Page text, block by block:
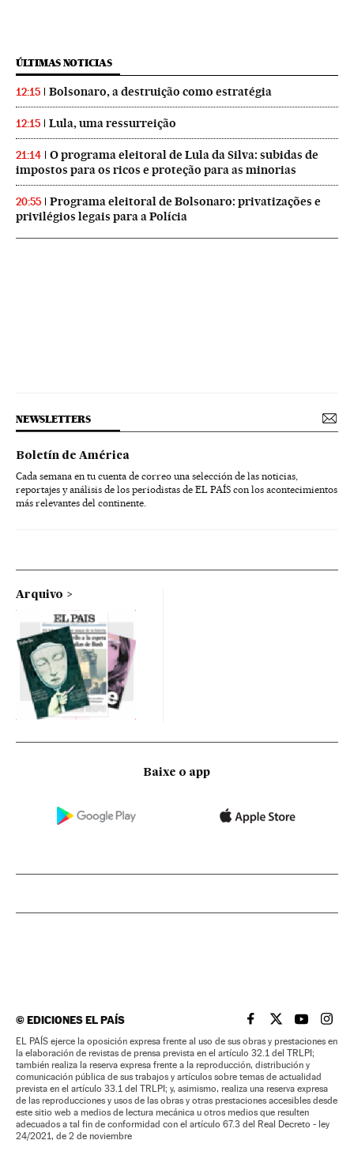
ÚLTIMAS NOTICIAS
12:15 Bolsonaro, a destruição como estratégia
12:15 Lula, uma ressurreição
21:14
O programa eleitoral de Lula da Silva: subidas de
impostos para os ricos e proteção para as minorias
20:55
Programa eleitoral de Bolsonaro: privatizações e
privilégios legais para a Polícia
NEWSLETTERS
Boletín de América
Cada semana en tu cuenta de correo una selección de las noticias,
reportajes y análisis de los periodistas de EL PAÍS con los acontecimientos
más relevantes del continente.
Arquivo
Baixe o app
©EDICIONES EL PAÍS EL PAÍS BRASIL EN
EL PAÍSEL PAÍS
EL
EL PAÍS ejerce la oposición expresa frente al uso de sus obras y prestaciones en
la elaboración de revistas de prensa prevista en el artículo 32.1 del TRLPI;
también realiza la reserva expresa frente a la reproducción, distribución y
comunicación pública de sus trabajos y artículos sobre temas de actualidad
prevista en el artículo 33.1 del TRLPI; y, asimismo, realiza una reserva expresa
de las reproducciones y usos de las obras y otras prestaciones accesibles desde
este sitio web a medios de lectura mecánica u otros medios que resulten
adecuados a tal fin de conformidad con el artículo 67.3 del Real Decreto - ley
24/2021, de 2 de noviembre